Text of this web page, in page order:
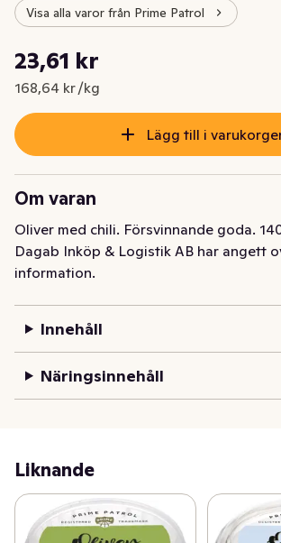
Visa alla varor från Prime Patrol
Nuvarande pris är: 23,61 kr
23,61 kr
168,64 kr /kg
Styckpris: 168,64 kr /kg
Lägg till i
Om varan
Oliver med chili. Försvinnande goda.
Dagab Inköp & Logistik AB har angett
information.
Innehåll
Näringsinnehåll
Liknande